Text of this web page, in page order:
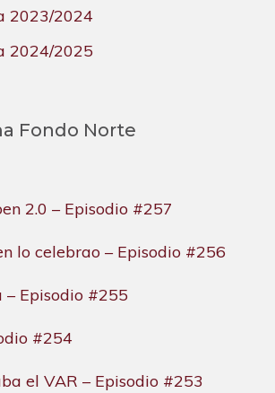
2023/2024
2024/2025
Fondo Norte
2.0 – Episodio #257
lo celebrao – Episodio #256
Episodio #255
#254
el VAR – Episodio #253